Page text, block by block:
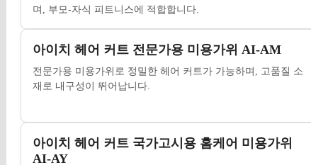
며, 부모-자식 피트니스에 적합합니다.
아이치 헤어 커트 전문가용 미용가위 AI-AM
전문가용 미용가위로 정밀한 헤어 커트가 가능하며, 고품질 소
재로 내구성이 뛰어납니다.
아이치 헤어 커트 국가고시용 홈케어 미용가위
AI-AY